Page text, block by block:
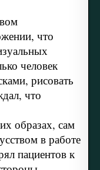
что
человек
рисовать
что
образах, сам
в работе
пациентов к